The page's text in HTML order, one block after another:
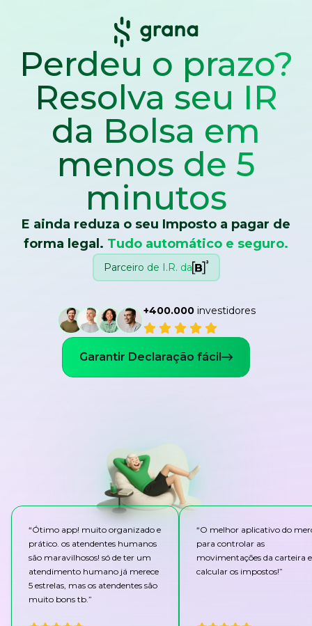
Perdeu o prazo?
Resolva seu IR
da Bolsa em
menos de 5
minutos
E ainda reduza o seu Imposto a pagar de
forma legal. Tudo automático e seguro.
Parceiro de I.R. da
+400.000investidores
Garantir Declaração fácil
“Ótimo app! muito organizado e
prático. os atendentes humanos
são maravilhosos! só de ter um
atendimento humano já merece
5 estrelas, mas os atendentes são
muito bons tb.”
“O melhor aplicativo do
para controlar as
movimentações da carteira e
calcular os impostos!”